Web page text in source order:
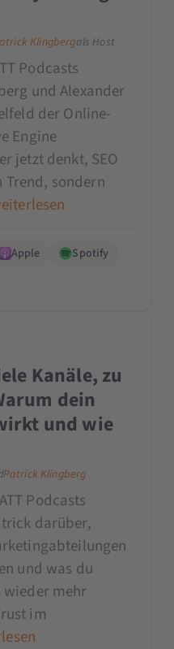
Klingbergals Host
Podcasts
und Alexander
der Online-
Engine
jetzt denkt, SEO
sondern
Apple
Spotify
Kanäle, zu
dein
und wie
Patrick Klingberg
Podcasts
darüber,
und was du
mehr
im